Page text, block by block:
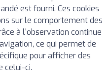
est fourni. Ces cookies
sur le comportement des
à l'observation continue
ce qui permet de
pour afficher des
celui-ci.